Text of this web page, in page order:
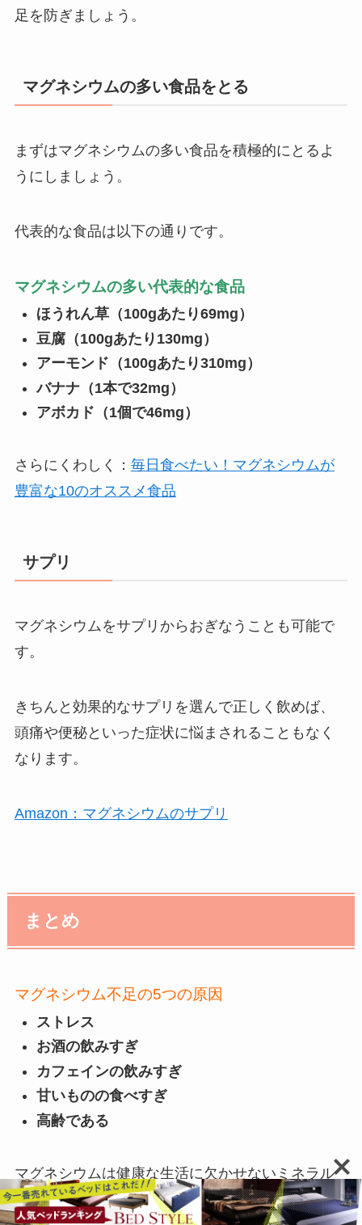
足を防ぎましょう。
マグネシウムの多い食品をとる
まずはマグネシウムの多い食品を積極的にとるよ
うにしましょう。
代表的な食品は以下の通りです。
マグネシウムの多い代表的な食品
ほうれん草（100gあたり69mg）
豆腐（100gあたり130mg）
アーモンド（100gあたり310mg）
バナナ（1本で32mg）
アボカド（1個で46mg）
さらにくわしく： 毎日食べたい！マグネシウムが
豊富な10のオススメ食品
サプリ
マグネシウムをサプリからおぎなうことも可能で
す。
きちんと効果的なサプリを選んで正しく飲めば、
頭痛や便秘といった症状に悩まされることもなく
なります。
Amazon：マグネシウムのサプリ
まとめ
マグネシウム不足の5つの原因
ストレス
お酒の飲みすぎ
カフェインの飲みすぎ
甘いものの食べすぎ
高齢である
マグネシウムは健康な生活に欠かせないミネラル
の1つにもかかわらず、不足しやすい栄養です。頭